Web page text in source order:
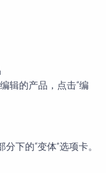
辑的产品，点击“编
下的“变体”选项卡。